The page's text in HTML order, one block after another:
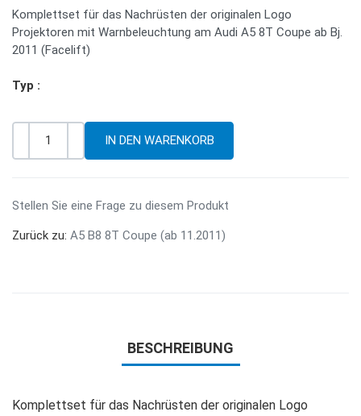
Komplettset für das Nachrüsten der originalen Logo
Projektoren mit Warnbeleuchtung am Audi A5 8T Coupe ab Bj.
2011 (Facelift)
Typ :
Stellen Sie eine Frage zu diesem Produkt
Zurück zu: A5 B8 8T Coupe (ab 11.2011)
BESCHREIBUNG
Komplettset für das Nachrüsten der originalen Logo